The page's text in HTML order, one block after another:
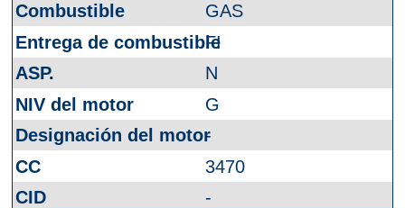
GAS
FI
N
G
-
3470
-